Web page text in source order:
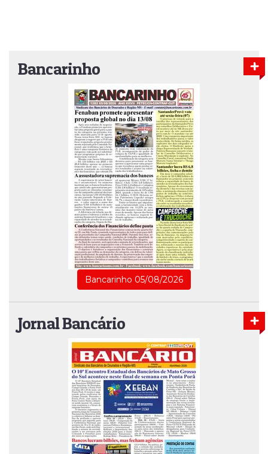
Bancarinho
Bancarinho 05/08/2026
Jornal Bancário